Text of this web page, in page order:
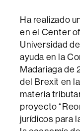
Ha realizado
en el Center
Universidad
ayuda en la
Madariaga de
del Brexit en
materia
proyecto
jurídicos para